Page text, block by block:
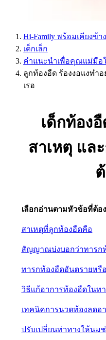
Hi-Family พร้อมเคียงข้
เด็กเล็ก
คำแนะนำเพื่อคุณแม่มือ
ลูกท้องอืด ร้องงอแงทำ
เรอ
เด็กท้อง
สาเหตุ แล
เลือกอ่านตามหัวข้อที่ต้อ
สาเหตุที่ลูกท้องอืดคือ
สัญญาณบ่งบอกว่าทารก
ทารกท้องอืดอันตรายหรื
วิธีแก้อาการท้องอืดในท
เทคนิคการนวดท้องลดอ
ปรับเปลี่ยนท่าทางให้นม